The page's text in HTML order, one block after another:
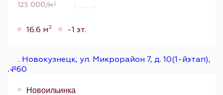
125 000/м2
16.6 м2 -1 эт.
Новоильинка